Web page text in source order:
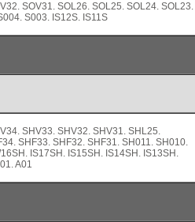
SOV31. SOL26. SOL25. SOL24. SOL23.
S003. IS12S. IS11S
SHV33. SHV32. SHV31. SHL25.
SHF33. SHF32. SHF31. SH011. SH010.
IS17SH. IS15SH. IS14SH. IS13SH.
A01